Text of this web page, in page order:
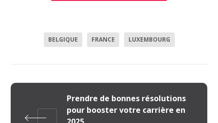
BELGIQUE FRANCE LUXEMBOURG
Prendre de bonnes résolutions
pour booster votre carrière en